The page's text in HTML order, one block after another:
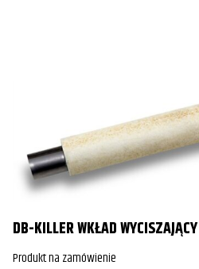
DB-KILLER WKŁAD
Produkt na zamówienie